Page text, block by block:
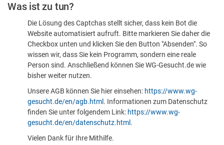
sind
Was ist zu tun?
Die Lösung des Captchas stellt sicher, dass kein Bot die
Website automatisiert aufruft. Bitte markieren Sie daher die
Checkbox unten und klicken Sie den Button "Absenden". So
wissen wir, dass Sie kein Programm, sondern eine reale
Person sind. Anschließend können Sie WG-Gesucht.de wie
bisher weiter nutzen.
Unsere AGB können Sie hier einsehen: https://www.wg-
gesucht.de/en/agb.html . Informationen zum Datenschutz
finden Sie unter folgendem Link: https://www.wg-
gesucht.de/en/datenschutz.html .
Vielen Dank für Ihre Mithilfe.